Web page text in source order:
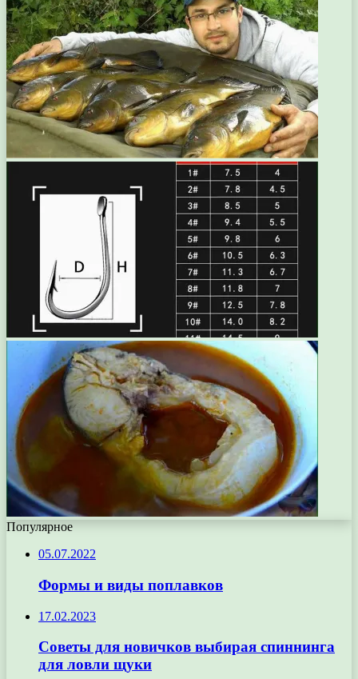
Популярное
05.07.2022
Формы и виды поплавков
17.02.2023
Советы для новичков выбирая спиннинга
для ловли щуки